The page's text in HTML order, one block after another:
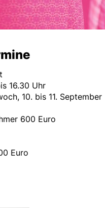
16.30 Uhr
10. bis 11. September
600 Euro
Euro